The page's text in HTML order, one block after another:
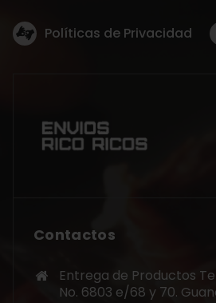
Políticas de Privacidad
Contactos
Entrega de Productos
No. 6803 e/68 y 70.